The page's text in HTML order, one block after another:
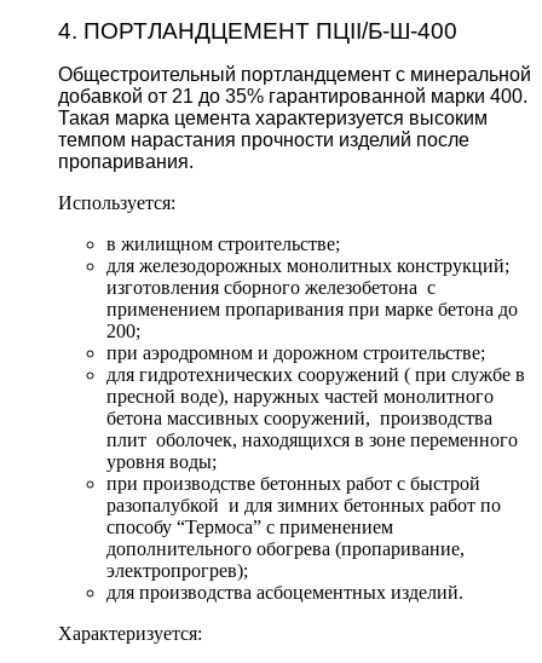
4. ПОРТЛАНДЦЕМЕНТ ПЦII/Б-Ш-400
Общестроительный портландцемент с минеральной
добавкой от 21 до 35% гарантированной марки 400.
Такая марка цемента характеризуется высоким
темпом нарастания прочности изделий после
пропаривания.
Используется:
в жилищном строительстве;
для железодорожных монолитных конструкций;
изготовления сборного железобетона с
применением пропаривания при марке бетона до
200;
при аэродромном и дорожном строительстве;
для гидротехнических сооружений ( при службе в
пресной воде), наружных частей монолитного
бетона массивных сооружений, производства
плит оболочек, находящихся в зоне переменного
уровня воды;
при производстве бетонных работ с быстрой
разопалубкой и для зимних бетонных работ по
способу “Термоса” с применением
дополнительного обогрева (пропаривание,
электропрогрев);
для производства асбоцементных изделий.
Характеризуется: